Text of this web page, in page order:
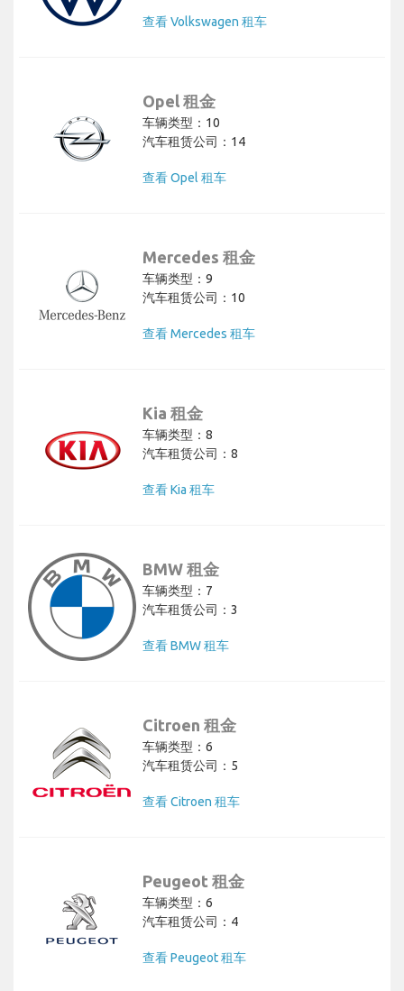
查看 Volkswagen 租车
Opel 租金
车辆类型：10
汽车租赁公司：14
查看 Opel 租车
Mercedes 租金
车辆类型：9
汽车租赁公司：10
查看 Mercedes 租车
Kia 租金
车辆类型：8
汽车租赁公司：8
查看 Kia 租车
BMW 租金
车辆类型：7
汽车租赁公司：3
查看 BMW 租车
Citroen 租金
车辆类型：6
汽车租赁公司：5
查看 Citroen 租车
Peugeot 租金
车辆类型：6
汽车租赁公司：4
查看 Peugeot 租车